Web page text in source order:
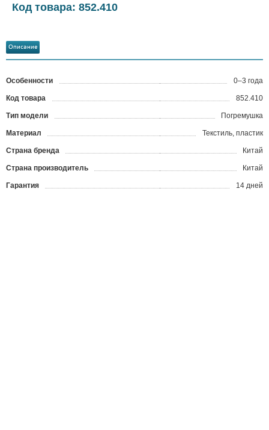
Код товара: 852.410
Описание
Особенности 0–3 года
Код товара 852.410
Тип модели Погремушка
Материал Текстиль, пластик
Страна бренда Китай
Страна производитель Китай
Гарантия 14 дней